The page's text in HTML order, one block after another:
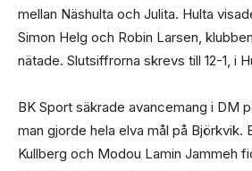
mellan Näshulta och Julita. Hulta
Simon Helg och Robin Larsen,
nätade. Slutsiffrorna skrevs till 12-1, i
BK Sport säkrade avancemang i DM
man gjorde hela elva mål på Björkvik.
Kullberg och Modou Lamin Jammeh